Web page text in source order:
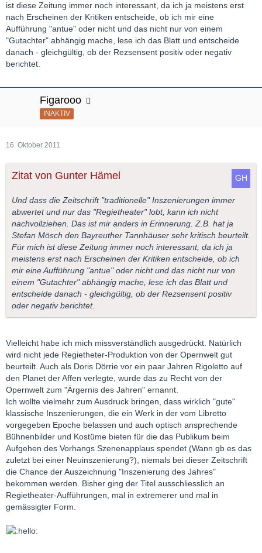
ist diese Zeitung immer noch interessant, da ich ja meistens erst
nach Erscheinen der Kritiken entscheide, ob ich mir eine
Aufführung "antue" oder nicht und das nicht nur von einem
"Gutachter" abhängig mache, lese ich das Blatt und entscheide
danach - gleichgültig, ob der Rezsensent positiv oder negativ
berichtet.
Figarooo
INAKTIV
16. Oktober 2011
Zitat von Gunter Hämel
Und dass die Zeitschrift "traditionelle" Inszenierungen immer
abwertet und nur das "Regietheater" lobt, kann ich nicht
nachvollziehen. Das ist mir anders in Erinnerung. Z.B. hat ja
Stefan Mösch den Bayreuther Tannhäuser sehr kritisch beurteilt.
Für mich ist diese Zeitung immer noch interessant, da ich ja
meistens erst nach Erscheinen der Kritiken entscheide, ob ich
mir eine Aufführung "antue" oder nicht und das nicht nur von
einem "Gutachter" abhängig mache, lese ich das Blatt und
entscheide danach - gleichgültig, ob der Rezsensent positiv
oder negativ berichtet.
Vielleicht habe ich mich missverständlich ausgedrückt. Natürlich
wird nicht jede Regietheter-Produktion von der Opernwelt gut
beurteilt. Auch als Doris Dörrie vor ein paar Jahren Rigoletto auf
den Planet der Affen verlegte, wurde das zu Recht von der
Opernwelt zum "Ärgernis des Jahren" ernannt.
Ich wollte vielmehr zum Ausdruck bringen, dass wirklich "gute"
klassische Inszenierungen, die ein Werk in der vom Libretto
vorgegeben Epoche belassen und auch optisch ansprechende
Bühnenbilder und Kostüme bieten für die das Publikum beim
Aufgehen des Vorhangs Szenenapplaus spendet (Wann gb es das
zuletzt bei einer Neuinszenierung?), niemals bei dieser Zeitschrift
die Chance der Auszeichnung "Inszenierung des Jahres"
bekommen werden. Bisher ging der Titel ausschliesslich an
Regietheater-Aufführungen, mal in extremerer und mal in
gemässigter Form.